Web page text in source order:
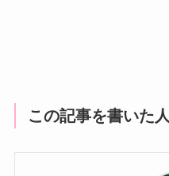
この記事を書いた人